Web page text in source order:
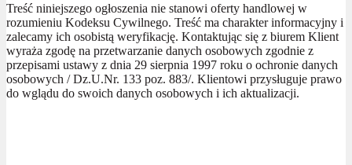
Treść niniejszego ogłoszenia nie stanowi oferty handlowej w
rozumieniu Kodeksu Cywilnego. Treść ma charakter informacyjny i
zalecamy ich osobistą weryfikację. Kontaktując się z biurem Klient
wyraża zgodę na przetwarzanie danych osobowych zgodnie z
przepisami ustawy z dnia 29 sierpnia 1997 roku o ochronie danych
osobowych / Dz.U.Nr. 133 poz. 883/. Klientowi przysługuje prawo
do wglądu do swoich danych osobowych i ich aktualizacji.